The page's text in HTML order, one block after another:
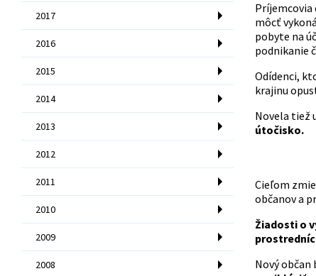
2017
2016
2015
2014
2013
2012
2011
2010
2009
2008
Príjemcovia
môcť
pobyte na
podnikanie
Odídenci,
krajinu
Novela tiež
útočisko.
Cieľom
občanov a
Žiadosti o
Nový občan